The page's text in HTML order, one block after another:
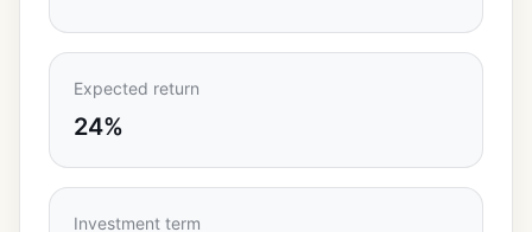
Expected return
24%
Investment term